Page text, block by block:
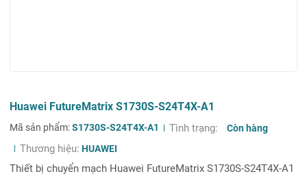
Huawei FutureMatrix S1730S-S24T4X-A1
Mã sản phẩm:S1730S-S24T4X-A1 Tình trạng: Còn hàng
Thương hiệu: HUAWEI
Thiết bị chuyển mạch Huawei FutureMatrix S1730S-S24T4X-A1